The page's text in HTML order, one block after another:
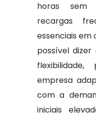
horas sem
recargas
essenciais em
possível
empresa
com a
iniciais